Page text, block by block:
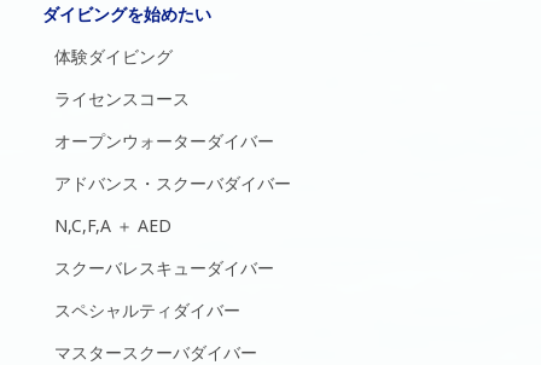
ダイビングを始めたい
体験ダイビング
ライセンスコース
オープンウォーターダイバー
アドバンス・スクーバダイバー
N,C,F,A ＋ AED
スクーバレスキューダイバー
スペシャルティダイバー
マスタースクーバダイバー